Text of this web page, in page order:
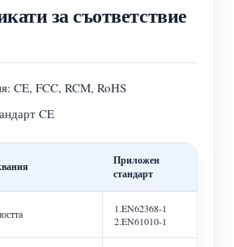
за съответствие
CE, FCC, RCM, RoHS
CE
Приложен
стандарт
1.EN62368-1
2.EN61010-1